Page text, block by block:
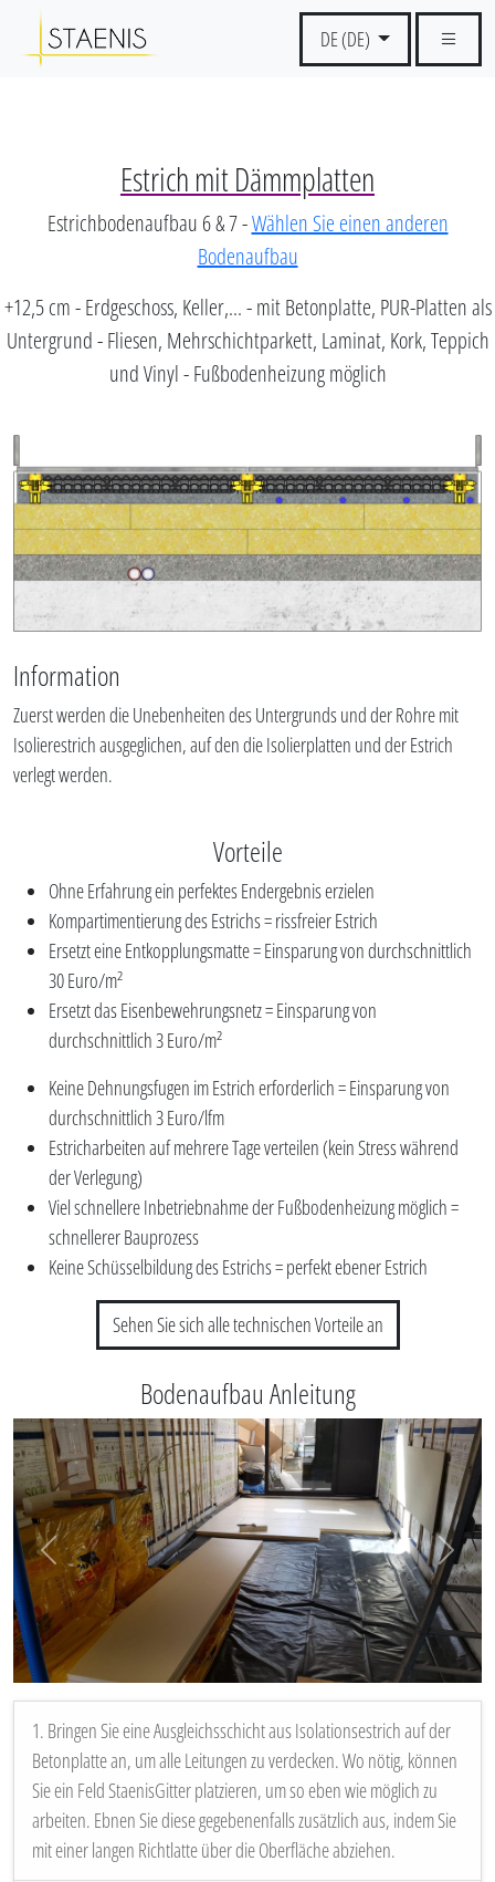
DE (DE)
Estrich mit Dämmplatten
Estrichbodenaufbau 6 & 7 -Wählen Sie einen anderen
Bodenaufbau
+12,5 cm - Erdgeschoss, Keller,... - mit Betonplatte, PUR-Platten als
Untergrund - Fliesen, Mehrschichtparkett, Laminat, Kork, Teppich
und Vinyl - Fußbodenheizung möglich
Information
Zuerst werden die Unebenheiten des Untergrunds und der Rohre mit
Isolierestrich ausgeglichen, auf den die Isolierplatten und der Estrich
verlegt werden.
Vorteile
Ohne Erfahrung ein perfektes Endergebnis erzielen
Kompartimentierung des Estrichs = rissfreier Estrich
Ersetzt eine Entkopplungsmatte = Einsparung von durchschnittlich
30 Euro/m²
Ersetzt das Eisenbewehrungsnetz = Einsparung von
durchschnittlich 3 Euro/m²
Keine Dehnungsfugen im Estrich erforderlich = Einsparung von
durchschnittlich 3 Euro/lfm
Estricharbeiten auf mehrere Tage verteilen (kein Stress während
der Verlegung)
Viel schnellere Inbetriebnahme der Fußbodenheizung möglich =
schnellerer Bauprozess
Keine Schüsselbildung des Estrichs = perfekt ebener Estrich
Sehen Sie sich alle technischen Vorteile an
Bodenaufbau Anleitung
Vorige
1. Bringen Sie eine Ausgleichsschicht aus Isolationsestrich auf der
Betonplatte an, um alle Leitungen zu verdecken. Wo nötig, können
Sie ein Feld StaenisGitter platzieren, um so eben wie möglich zu
arbeiten. Ebnen Sie diese gegebenenfalls zusätzlich aus, indem Sie
mit einer langen Richtlatte über die Oberfläche abziehen.